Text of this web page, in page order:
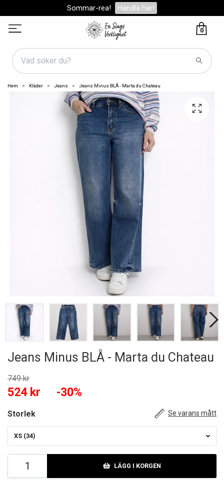
Sommar-rea! Handla här!
0
Hem Kläder Jeans Jeans Minus BLÅ - Marta du Chateau
Jeans Minus BLÅ - Marta du Chateau
749 kr
524 kr -30%
Storlek Se varans mått
XS (34)
LÄGG I KORGEN